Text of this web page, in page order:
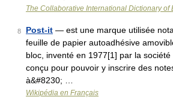
The Collaborative International Dictionary of
8 Post-it — est une marque utilisée
feuille de papier autoadhésive
bloc, inventé en 1977[1] par la
conçu pour pouvoir y inscrire des
à&#8230; …
Wikipédia en Français